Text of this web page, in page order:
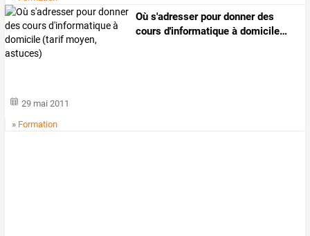
Où s'adresserpourdonnerdes
cours d'informatique à domicile…
29 mai 2011
» Formation